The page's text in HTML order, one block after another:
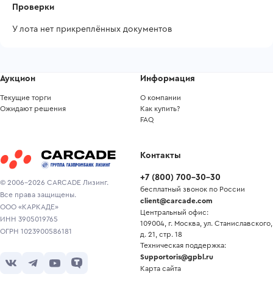
Проверки
У лота нет прикреплённых документов
© 2006-2026 CARCADE Лизинг.
Все права защищены.
ООО «КАРКАДЕ»
ИНН 3905019765
ОГРН 1023900586181
Аукцион
Текущие торги
Ожидают решения
Информация
О компании
Как купить?
FAQ
Контакты
+7 (800) 700-30-30
бесплатный звонок по России
client@carcade.com
Центральный офис:
109004, г. Москва, ул. Станиславского,
д. 21, стр. 18
Техническая поддержка:
Supportoris@gpbl.ru
Карта сайта